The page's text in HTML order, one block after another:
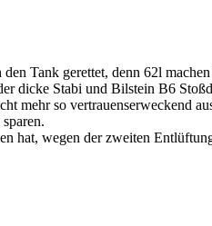
Tank gerettet, denn 62l
dicke Stabi und Bilstein B6
mehr so vertrauenserweckend
hat, wegen der zweiten